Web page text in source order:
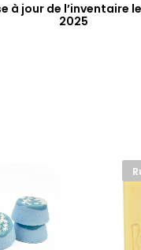
à jour de l’inventaire
2025